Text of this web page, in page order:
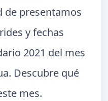
de presentamos
y fechas
2021 del mes
Descubre qué
mes.